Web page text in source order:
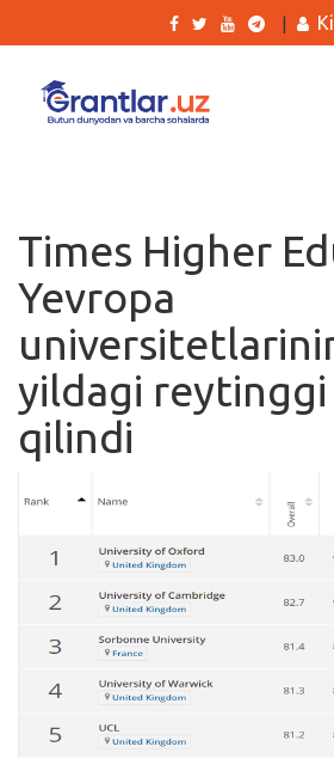
Ishlar
Kurslar
Blog
Yana
Kirish
Times Higher
Yevropa
yildagi reytinggi
qilindi